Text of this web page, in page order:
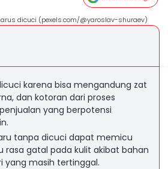
dicuci (pexels.com/@yaroslav-shuraev)
karena bisa mengandung zat
dan kotoran dari proses
yang berpotensi
tanpa dicuci dapat memicu
rasa gatal pada kulit akibat bahan
yang masih tertinggal.